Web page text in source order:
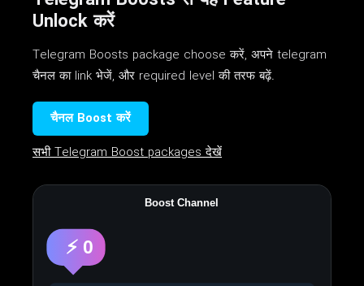
Unlock करें
Telegram Boosts package choose करें, अपने telegram
चैनल का link भेजें, और required level की तरफ बढ़ें.
चैनल Boost करें
सभी Telegram Boost packages देखें